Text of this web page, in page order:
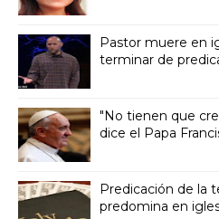
Pastor muere en
terminar de
"No tienen que
dice el Papa
Predicación de la
predomina en